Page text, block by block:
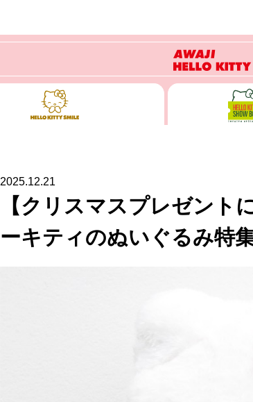
2025.12.21
【クリスマスプレゼント
ーキティのぬいぐるみ特